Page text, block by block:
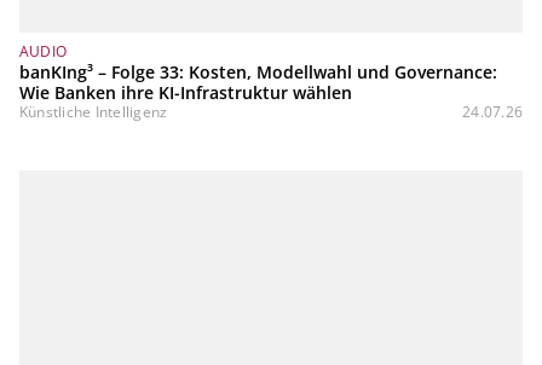
AUDIO
banKIng³ – Folge 33: Kosten, Modellwahl und Governance:
Wie Banken ihre KI-Infrastruktur wählen
Künstliche Intelligenz 24.07.26